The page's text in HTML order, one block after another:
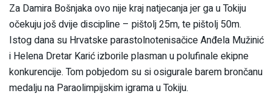
Za Damira Bošnjaka ovo nije kraj natjecanja jer ga u Tokiju
očekuju još dvije discipline – pištolj 25m, te pištolj 50m.
Istog dana su Hrvatske parastolnotenisačice Anđela Mužinić
i Helena Dretar Karić izborile plasman u polufinale ekipne
konkurencije. Tom pobjedom su si osigurale barem brončanu
medalju na Paraolimpijskim igrama u Tokiju.